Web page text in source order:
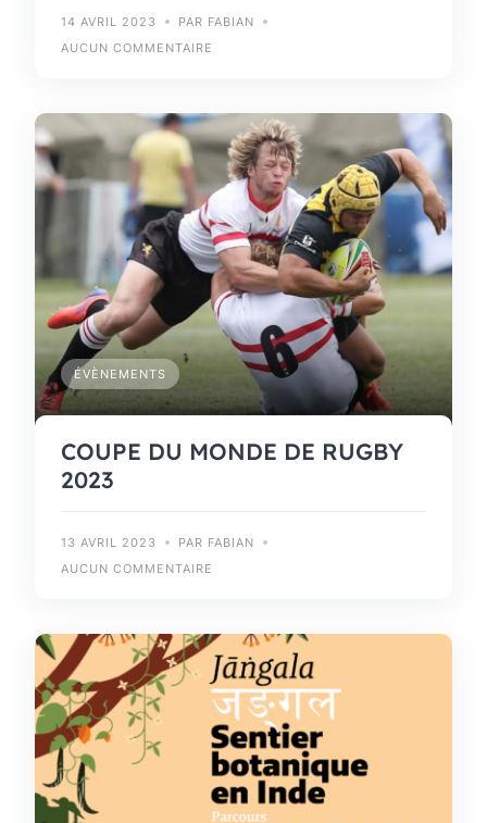
14 AVRIL 2023
PAR FABIAN
AUCUN COMMENTAIRE
ÉVÈNEMENTS
COUPE DU MONDE DE RUGBY
2023
13 AVRIL 2023
PAR FABIAN
AUCUN COMMENTAIRE